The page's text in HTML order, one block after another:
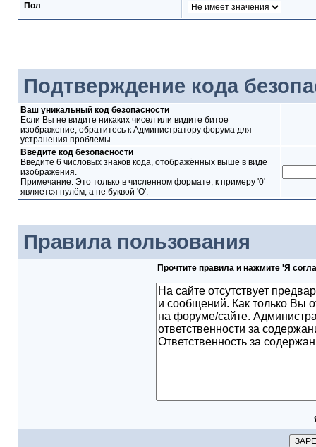
Пол
Подтверждение кода
Ваш уникальный код безопасности
Если Вы не видите никаких чисел или видите битое
изображение, обратитесь к Администратору форума для
устранения проблемы.
Введите код безопасности
Введите 6 числовых знаков кода, отображённых выше в виде
изображения.
Примечание: Это только в численном формате, к примеру '0'
является нулём, а не буквой 'O'.
Правила пользования
Прочтите правила и нажмите 'Я